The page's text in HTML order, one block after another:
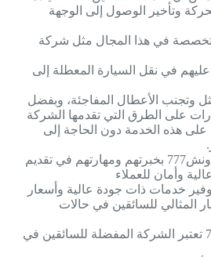
وتأخير الوصول إلى الوجهة
في هذا المجال مثل شركة
عليهم في نقل السيارة المعطلة إلى
وتجنب الأعطال المفاجئة، وبفضل
على الطرق التي تقدمها الشركة
هذه الخدمة دون الحاجة إلى
يتميز فريق عمل شركة ونش777 بخبرتهم ومهارتهم في تقديم
وأمان للعملاء
خدمات ذات جودة عالية وأسعار
المثالي للسائقين في حالات
باختصار، شركة ونش777 تعتبر الشركة المفضلة للسائقين في